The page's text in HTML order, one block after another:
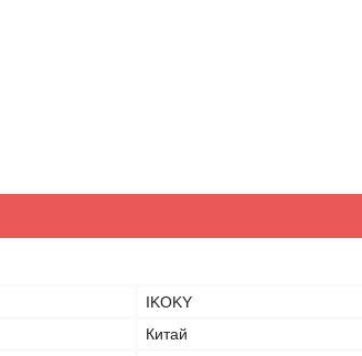
IKOKY
Китай